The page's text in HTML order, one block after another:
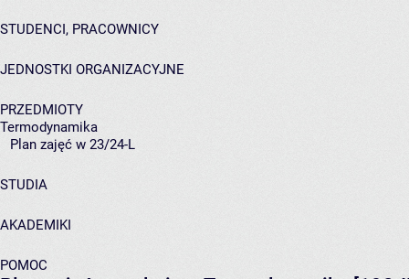
STUDENCI, PRACOWNICY
JEDNOSTKI ORGANIZACYJNE
PRZEDMIOTY
Termodynamika
Plan zajęć w 23/24-L
STUDIA
AKADEMIKI
POMOC